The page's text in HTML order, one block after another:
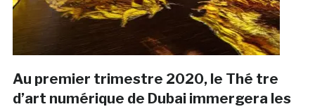
Au premier trimestre 2020, le Thé tre
d’art numérique de Dubai immergera les